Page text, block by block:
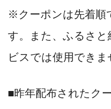
※クーポンは先着順
す。また、ふるさと
ビスでは使用できま
■昨年配布されたク